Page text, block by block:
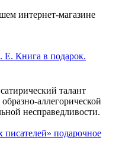
интернет-магазине
Книга в подарок.
талант
аллегорической
несправедливости.
писателей» подарочное